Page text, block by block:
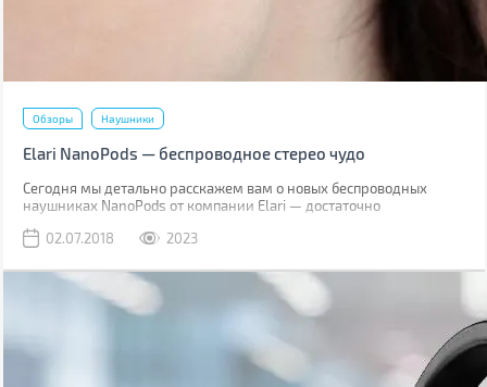
Обзоры Наушники
Elari NanoPods — беспроводное стерео чудо
Сегодня мы детально расскажем вам о новых беспроводных
наушниках NanoPods от компании Elari — достаточно
позиционирует свое новое детище как наушники со звучанием
02.07.2018 2023